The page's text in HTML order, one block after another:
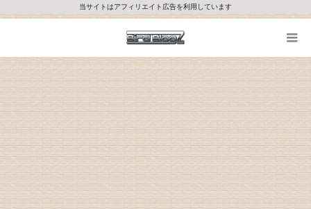
当サイトはアフィリエイト広告を利用しています